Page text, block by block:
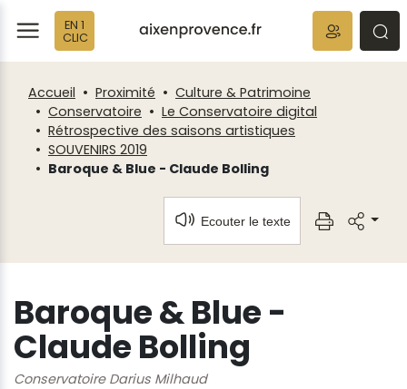
EN 1
CLIC
Accueil Proximité
Culture & Patrimoine
Conservatoire
Le Conservatoire digital
Rétrospective des saisons artistiques
SOUVENIRS 2019
Baroque & Blue - Claude Bolling
Ecouter le texte
Baroque & Blue -
Claude Bolling
Conservatoire Darius Milhaud
Fenêtre
de
chat
Panneau de gestion des cookies